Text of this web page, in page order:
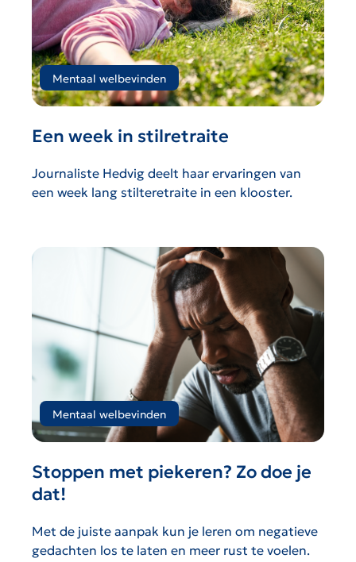
Mentaal welbevinden
Een week in stilretraite
Journaliste Hedvig deelt haar ervaringen van
een week lang stilteretraite in een klooster.
Mentaal welbevinden
Stoppen met piekeren? Zo doe je
dat!
Met de juiste aanpak kun je leren om negatieve
gedachten los te laten en meer rust te voelen.